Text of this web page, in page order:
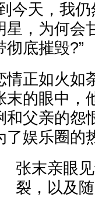
今天，我
，为何会
底摧毁?”
情正如火如
的眼中，
父亲的怨
了娱乐圈的
张末亲眼
裂，以及